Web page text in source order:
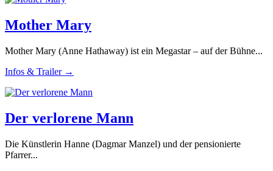
Mother Mary
Mother Mary (Anne Hathaway) ist ein Megastar – auf der Bühne...
Infos & Trailer →
Der verlorene Mann
Die Künstlerin Hanne (Dagmar Manzel) und der pensionierte
Pfarrer...